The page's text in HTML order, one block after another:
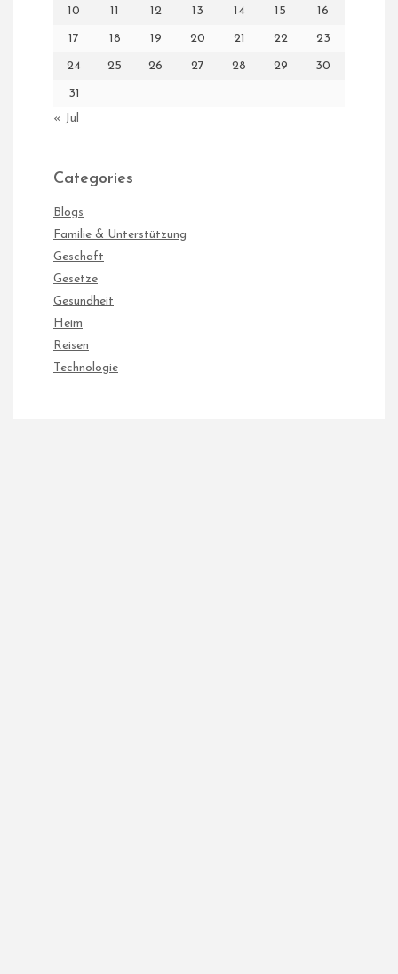
10 11 12 13 14 15 16
17 18 19 20 21 22 23
24 25 26 27 28 29 30
31
« Jul
Categories
Blogs
Familie & Unterstützung
Geschaft
Gesetze
Gesundheit
Heim
Reisen
Technologie